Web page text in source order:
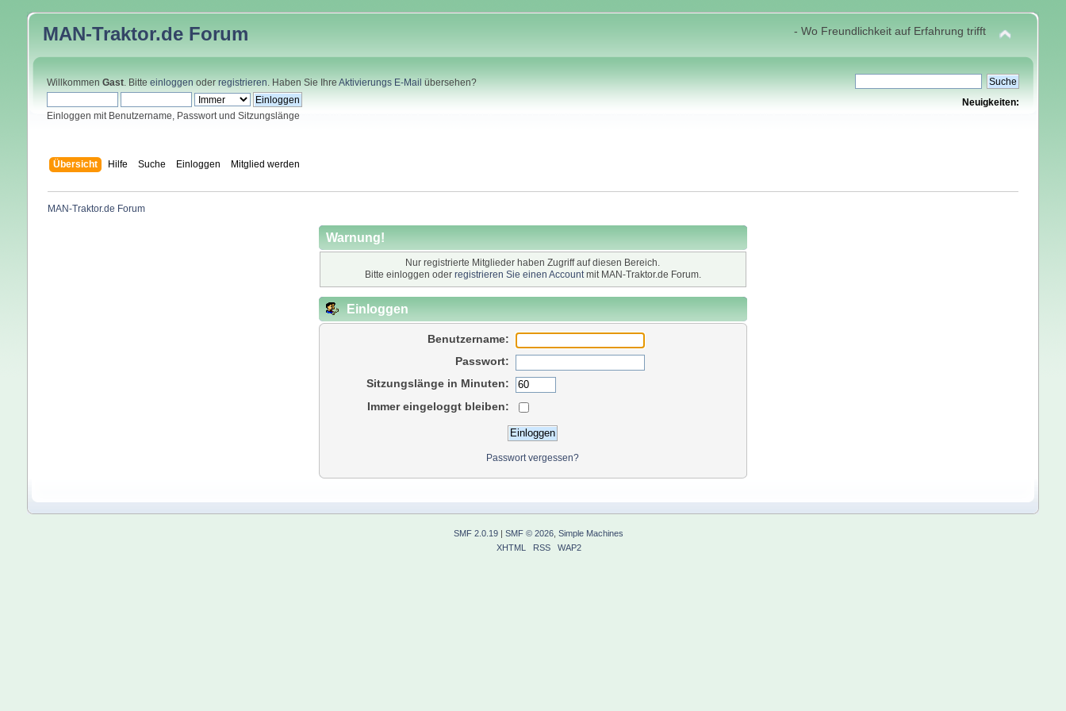
MAN-Traktor.de Forum - Wo Freundlichkeit auf Erfahrung trifft
Willkommen Gast. Bitte einloggen oder registrieren. Haben Sie Ihre Aktivierungs E-Mail übersehen?
Einloggen mit Benutzername, Passwort und Sitzungslänge
Neuigkeiten:
Übersicht Hilfe Suche Einloggen Mitglied werden
MAN-Traktor.de Forum
Warnung!
Nur registrierte Mitglieder haben Zugriff auf diesen Bereich.
Bitte einloggen oder registrieren Sie einen Accountmit MAN-Traktor.de Forum.
Einloggen
Benutzername:
Passwort:
Sitzungslänge in Minuten:
Immer eingeloggt bleiben:
Passwort vergessen?
SMF 2.0.19 |SMF © 2026 ,Simple Machines
XHTML
RSS WAP2